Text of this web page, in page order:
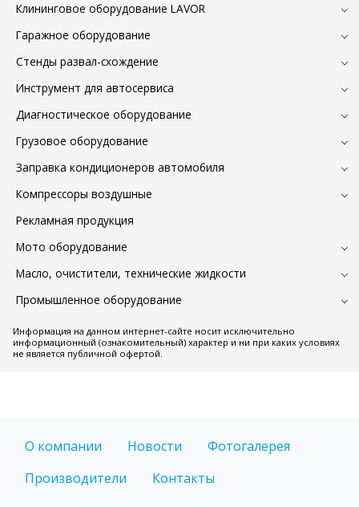
Клининговое оборудование LAVOR
Гаражное оборудование
Стенды развал-схождение
Инструмент для автосервиса
Диагностическое оборудование
Грузовое оборудование
Заправка кондиционеров автомобиля
Компрессоры воздушные
Рекламная продукция
Мото оборудование
Масло, очистители, технические жидкости
Промышленное оборудование
Информация на данном интернет-сайте носит исключительно
информационный (ознакомительный) характер и ни при каких условиях
не является публичной офертой.
О компании Новости
Фотогалерея
Производители
Контакты